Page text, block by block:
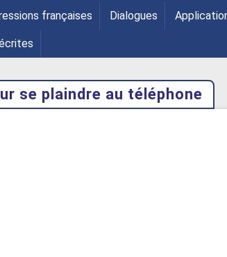
françaises Dialogues
se plaindre au téléphone